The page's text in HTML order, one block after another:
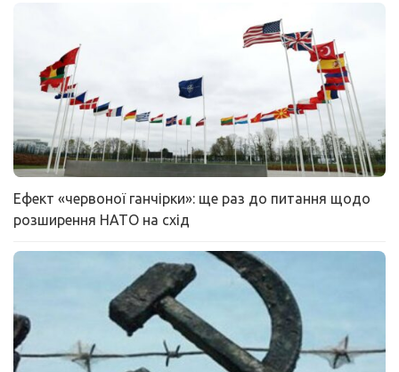
Ефект «червоної ганчірки»: ще раз до питання щодо
розширення НАТО на схід